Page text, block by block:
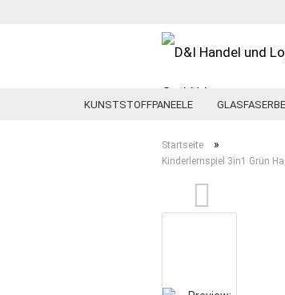
KUNSTSTOFFPANEELE
Startseite »
Kinderlernspiel 3in1 Grün